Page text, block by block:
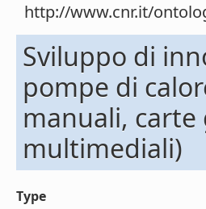
http://www.cnr.it/
Sviluppo di
pompe di
manuali,
multimediali)
Type